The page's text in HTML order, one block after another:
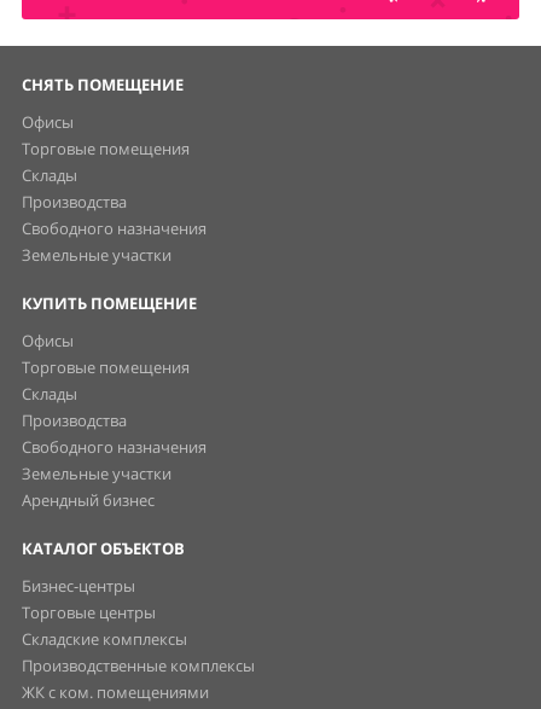
СНЯТЬ ПОМЕЩЕНИЕ
Офисы
Торговые помещения
Склады
Производства
Свободного назначения
Земельные участки
КУПИТЬ ПОМЕЩЕНИЕ
Офисы
Торговые помещения
Склады
Производства
Свободного назначения
Земельные участки
Арендный бизнес
КАТАЛОГ ОБЪЕКТОВ
Бизнес-центры
Торговые центры
Складские комплексы
Производственные комплексы
ЖК с ком. помещениями